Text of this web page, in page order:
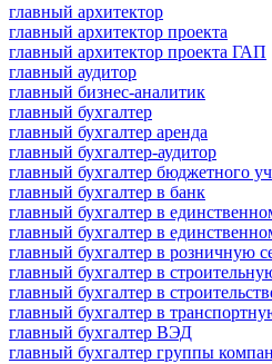
главный архитектор
главный архитектор проекта
главный архитектор проекта ГАП
главный аудитор
главный бизнес-аналитик
главный бухгалтер
главный бухгалтер аренда
главный бухгалтер-аудитор
главный бухгалтер бюджетного
главный бухгалтер в банк
главный бухгалтер в
главный бухгалтер в
главный бухгалтер в розничную
главный бухгалтер в
главный бухгалтер в
главный бухгалтер в
главный бухгалтер ВЭД
главный бухгалтер группы